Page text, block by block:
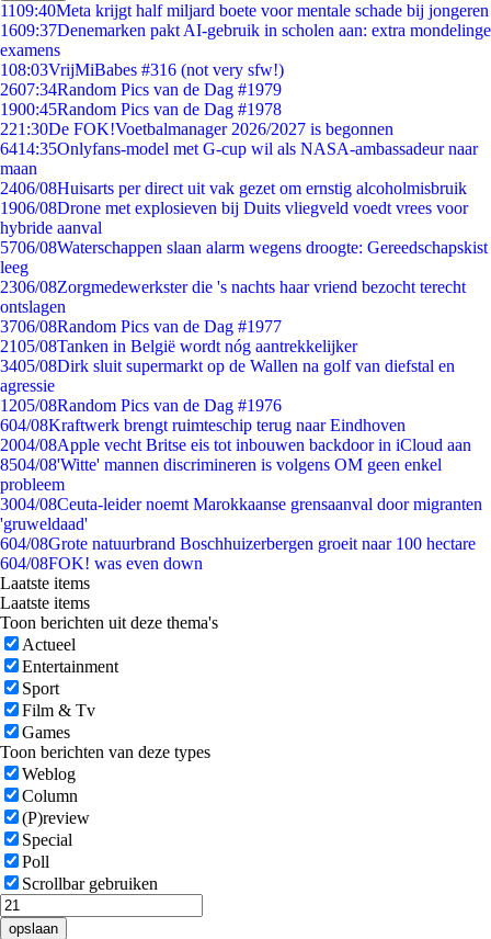
1109:40Meta krijgt half miljard boete voor mentale schade bij jongeren
1609:37Denemarken pakt AI-gebruik in scholen aan: extra mondelinge
examens
108:03VrijMiBabes #316 (not very sfw!)
2607:34Random Pics van de Dag #1979
1900:45Random Pics van de Dag #1978
221:30De FOK!Voetbalmanager 2026/2027 is begonnen
6414:35Onlyfans-model met G-cup wil als NASA-ambassadeur naar
maan
2406/08Huisarts per direct uit vak gezet om ernstig alcoholmisbruik
1906/08Drone met explosieven bij Duits vliegveld voedt vrees voor
hybride aanval
5706/08Waterschappen slaan alarm wegens droogte: Gereedschapskist
leeg
2306/08Zorgmedewerkster die 's nachts haar vriend bezocht terecht
ontslagen
3706/08Random Pics van de Dag #1977
2105/08Tanken in België wordt nóg aantrekkelijker
3405/08Dirk sluit supermarkt op de Wallen na golf van diefstal en
agressie
1205/08Random Pics van de Dag #1976
604/08Kraftwerk brengt ruimteschip terug naar Eindhoven
2004/08Apple vecht Britse eis tot inbouwen backdoor in iCloud aan
8504/08'Witte' mannen discrimineren is volgens OM geen enkel
probleem
3004/08Ceuta-leider noemt Marokkaanse grensaanval door migranten
'gruweldaad'
604/08Grote natuurbrand Boschhuizerbergen groeit naar 100 hectare
604/08FOK! was even down
Laatste items
Laatste items
Toon berichten uit deze thema's
Actueel
Entertainment
Sport
Film & Tv
Games
Toon berichten van deze types
Weblog
Column
(P)review
Special
Poll
Scrollbar gebruiken
opslaan